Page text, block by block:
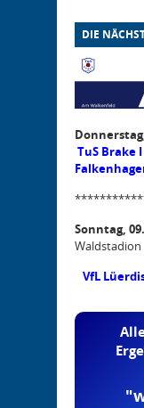
DIE
TuS Brake
Sonntag,
Waldstadion
VfL